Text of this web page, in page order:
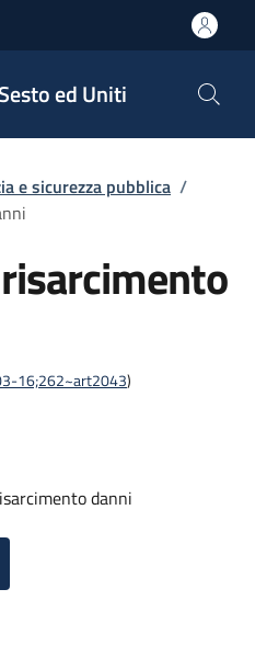
ed Uniti
e sicurezza pubblica /
16;262~art2043)
danni